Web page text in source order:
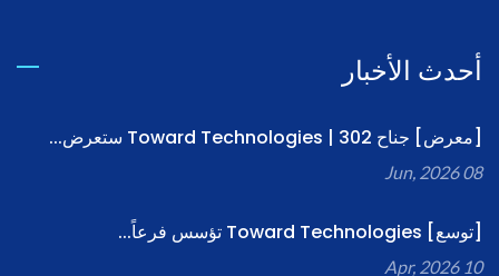
أحدث الأخبار
[معرض] جناح 302 | Toward Technologies ستعرض...
08 Jun, 2026
[توسع] Toward Technologies تؤسس فرعاً...
10 Apr, 2026